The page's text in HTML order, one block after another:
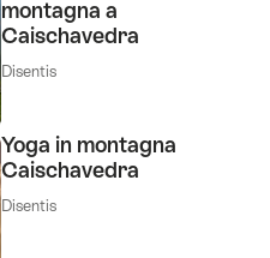
montagna a
Caischavedra
Disentis
Yoga in montagna
Caischavedra
Disentis